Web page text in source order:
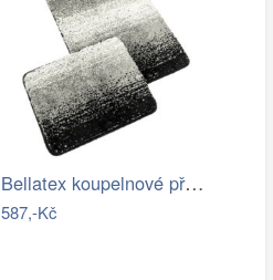
Bellatex koupelnové předložky…
587,-Kč